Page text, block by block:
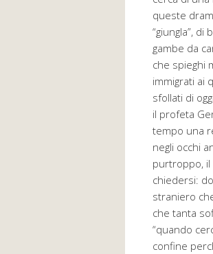
queste
“giungla”,
gambe da
che spieghi
immigrati ai
sfollati di
il profeta
tempo una
negli occhi
purtroppo,
chiedersi:
straniero
che tanta
“quando
confine